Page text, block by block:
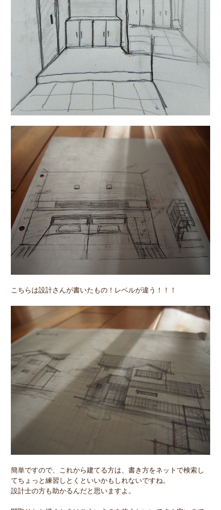
こちらは設計さんが書いたもの！レベルが違う！！！
簡単ですので、これから建てる方は、書き方をネットで検索し
てちょっと練習しとくといいかもしれないですね。
設計士の方も助かるんだと思いますよ。